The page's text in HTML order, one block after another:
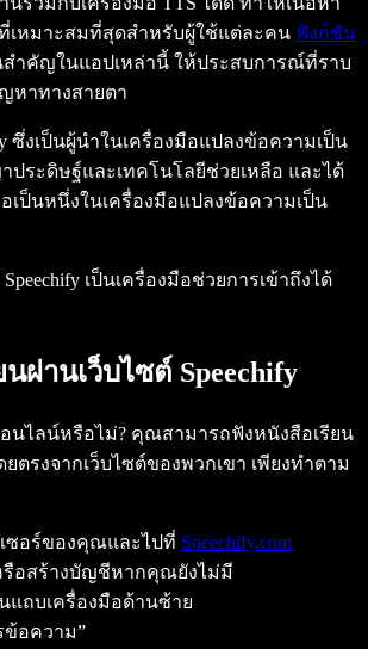
เหมาะสมที่สุดสำหรับผู้ใช้แต่ละคน ฟังก์ชัน
ำคัญในแอปเหล่านี้ ให้ประสบการณ์ที่ราบ
หาทางสายตา
ซึ่งเป็นผู้นำในเครื่องมือแปลงข้อความเป็น
ประดิษฐ์และเทคโนโลยีช่วยเหลือ และได้
เป็นหนึ่งในเครื่องมือแปลงข้อความเป็น
เป็นเครื่องมือช่วยการเข้าถึงได้
ผ่านเว็บไซต์ Speechify
นไลน์หรือไม่? คุณสามารถฟังหนังสือเรียน
ยตรงจากเว็บไซต์ของพวกเขา เพียงทำตาม
เซอร์ของคุณและไปที่ Speechify.com
รือสร้างบัญชีหากคุณยังไม่มี
แถบเครื่องมือด้านซ้าย
ข้อความ”